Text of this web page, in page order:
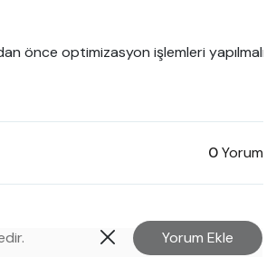
önce optimizasyon işlemleri yapılmalıdır.
0Yorum
Yorum Ekle